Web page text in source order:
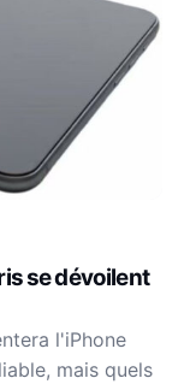
se dévoilent
l'iPhone
mais quels